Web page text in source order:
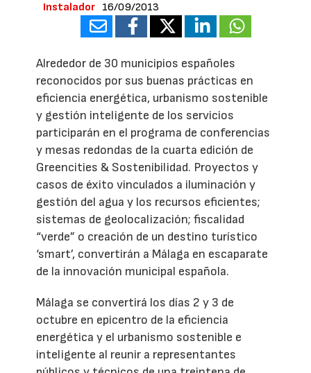
Instalador 16/09/2013
Alrededor de 30 municipios españoles
reconocidos por sus buenas prácticas en
eficiencia energética, urbanismo sostenible
y gestión inteligente de los servicios
participarán en el programa de conferencias
y mesas redondas de la cuarta edición de
Greencities & Sostenibilidad. Proyectos y
casos de éxito vinculados a iluminación y
gestión del agua y los recursos eficientes;
sistemas de geolocalización; fiscalidad
“verde” o creación de un destino turístico
‘smart’, convertirán a Málaga en escaparate
de la innovación municipal española.
Málaga se convertirá los días 2 y 3 de
octubre en epicentro de la eficiencia
energética y el urbanismo sostenible e
inteligente al reunir a representantes